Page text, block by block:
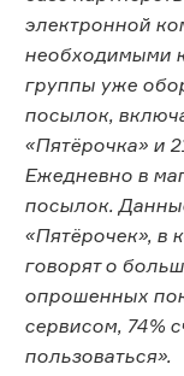
электронной
необходимыми
группы уже
посылок,
«Пятёрочка» и
Ежедневно в
посылок.
«Пятёрочек», в
говорят о
опрошенных
сервисом, 74%
пользоваться».